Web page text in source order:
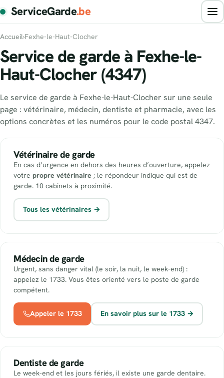
ServiceGarde.be
Accueil›Fexhe-le-Haut-Clocher
Service de garde à Fexhe-le-
Haut-Clocher (4347)
Le service de garde à Fexhe-le-Haut-Clocher sur une seule
page : vétérinaire, médecin, dentiste et pharmacie, avec les
options concrètes et les numéros pour le code postal 4347.
Vétérinaire de garde
En cas d’urgence en dehors des heures d’ouverture, appelez
votre propre vétérinaire ; le répondeur indique qui est de
garde. 10 cabinets à proximité.
Tous les vétérinaires →
Médecin de garde
Urgent, sans danger vital (le soir, la nuit, le week-end) :
appelez le 1733. Vous êtes orienté vers le poste de garde
compétent.
Appeler le 1733 En savoir plus sur le 1733 →
Dentiste de garde
Le week-end et les jours fériés, il existe une garde dentaire.